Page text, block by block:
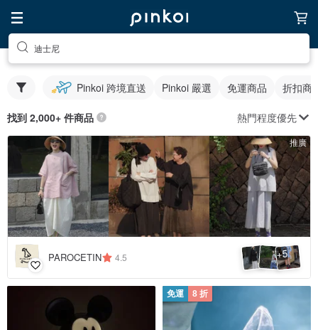
迪士尼
Pinkoi 跨境直送 Pinkoi 嚴選 免運商品 折扣商
找到 2,000+ 件商品 熱門程度優先
推廣
PAROCETIN 4.5 +5
免運 8 折